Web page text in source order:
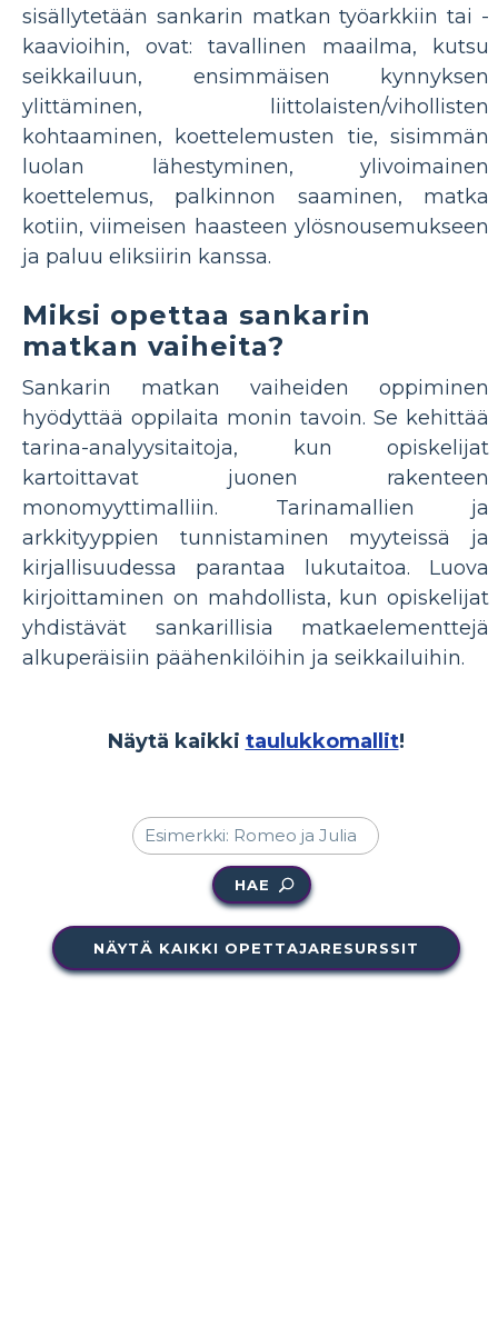
sisällytetään sankarin matkan työarkkiin tai -
kaavioihin, ovat: tavallinen maailma, kutsu
seikkailuun, ensimmäisen kynnyksen
ylittäminen, liittolaisten/vihollisten
kohtaaminen, koettelemusten tie, sisimmän
luolan lähestyminen, ylivoimainen
koettelemus, palkinnon saaminen, matka
kotiin, viimeisen haasteen ylösnousemukseen
ja paluu eliksiirin kanssa.
Miksi opettaa sankarin
matkan vaiheita?
Sankarin matkan vaiheiden oppiminen
hyödyttää oppilaita monin tavoin. Se kehittää
tarina-analyysitaitoja, kun opiskelijat
kartoittavat juonen rakenteen
monomyyttimalliin. Tarinamallien ja
arkkityyppien tunnistaminen myyteissä ja
kirjallisuudessa parantaa lukutaitoa. Luova
kirjoittaminen on mahdollista, kun opiskelijat
yhdistävät sankarillisia matkaelementtejä
alkuperäisiin päähenkilöihin ja seikkailuihin.
Näytä kaikki taulukkomallit!
HAE
NÄYTÄ KAIKKI OPETTAJARESURSSIT